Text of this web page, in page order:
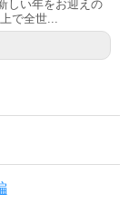
しい年をお迎えの
で全世...